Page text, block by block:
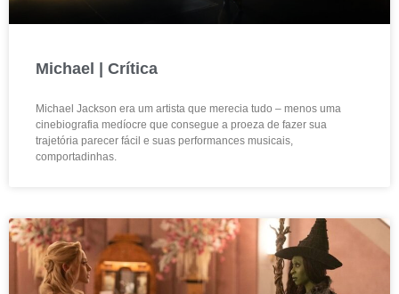
Michael | Crítica
Michael Jackson era um artista que merecia tudo – menos uma
cinebiografia medíocre que consegue a proeza de fazer sua
trajetória parecer fácil e suas performances musicais,
comportadinhas.